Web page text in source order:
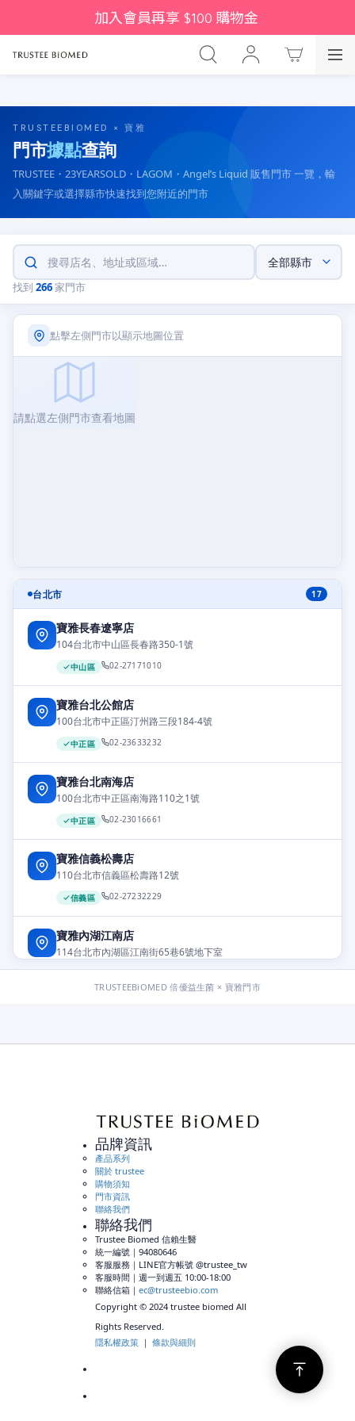
加入會員再享 $100 購物金
TRUSTEEBIOMED × 寶雅
門市據點查詢
TRUSTEE・23YEARSOLD・LAGOM・Angel’s Liquid 販售門市 一覽，輸
入關鍵字或選擇縣市快速找到您附近的門市
找到 266家門市
台北市 17
寶雅長春遼寧店
104台北市中山區長春路350-1號
中山區 02-27171010
寶雅台北公館店
100台北市中正區汀州路三段184-4號
中正區 02-23633232
寶雅台北南海店
100台北市中正區南海路110之1號
中正區 02-23016661
寶雅信義松壽店
110台北市信義區松壽路12號
信義區 02-27232229
寶雅內湖江南店
114台北市內湖區江南街65巷6號地下室
02-27995899
02-26319191
寶雅北投石牌店
112臺北市北投區石牌路一段88號1、2樓
北投區 02-28265066
寶雅台北北投店
112台北市北投區北投路二段9號地下一樓
北投區 02-28920800
寶雅南港同德店
115台北市南港區同德路100號2樓
寶雅士林芝山店
點擊左側門市以顯示地圖位置
請點選左側門市查看地圖
TRUSTEEBiOMED 倍優益生菌 × 寶雅門市
品牌資訊
產品系列
關於 trustee
購物須知
門市資訊
聯絡我們
聯絡我們
Trustee Biomed 信賴生醫
統一編號｜94080646
客服服務｜LINE官方帳號 @trustee_tw
客服時間｜週一到週五 10:00-18:00
聯絡信箱｜ ec@trusteebio.com
Copyright © 2024 trustee biomed All
Rights Reserved.
隱私權政策 ｜ 條款與細則